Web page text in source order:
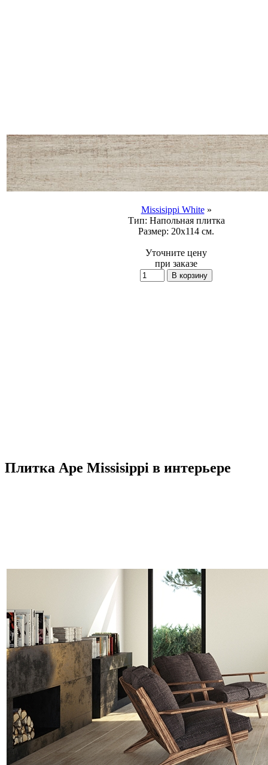
Missisippi White»
Тип: Напольная плитка
Размер: 20x114 см.
Уточните цену
при заказе
Плитка Ape Missisippi в интерьере